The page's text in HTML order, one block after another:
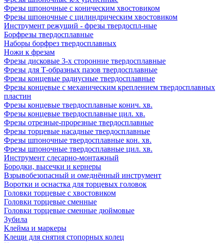
Фрезы шпоночные с коническим хвостовиком
Фрезы шпоночные с цилиндрическим хвостовиком
Инструмент режущий - фрезы твердоспл-ные
Борфрезы твердосплавные
Наборы борфрез твердосплавных
Ножи к фрезам
Фрезы дисковые 3-х сторонние твердосплавные
Фрезы для Т-образных пазов твердосплавные
Фрезы концевые радиусные твердосплавные
Фрезы концевые с механическим креплением твердосплавных
пластин
Фрезы концевые твердосплавные конич. хв.
Фрезы концевые твердосплавные цил. хв.
Фрезы отрезные-прорезные твердосплавные
Фрезы торцевые насадные твердосплавные
Фрезы шпоночные твердосплавные кон. хв.
Фрезы шпоночные твердосплавные цил. хв.
Инструмент слесарно-монтажный
Бородки, высечки и кернеры
Взрывобезопасный и омеднённый инструмент
Воротки и оснаcтка для торцевых головок
Головки торцевые с хвостовиком
Головки торцевые сменные
Головки торцевые сменные дюймовые
Зубила
Клейма и маркеры
Клещи для снятия стопорных колец